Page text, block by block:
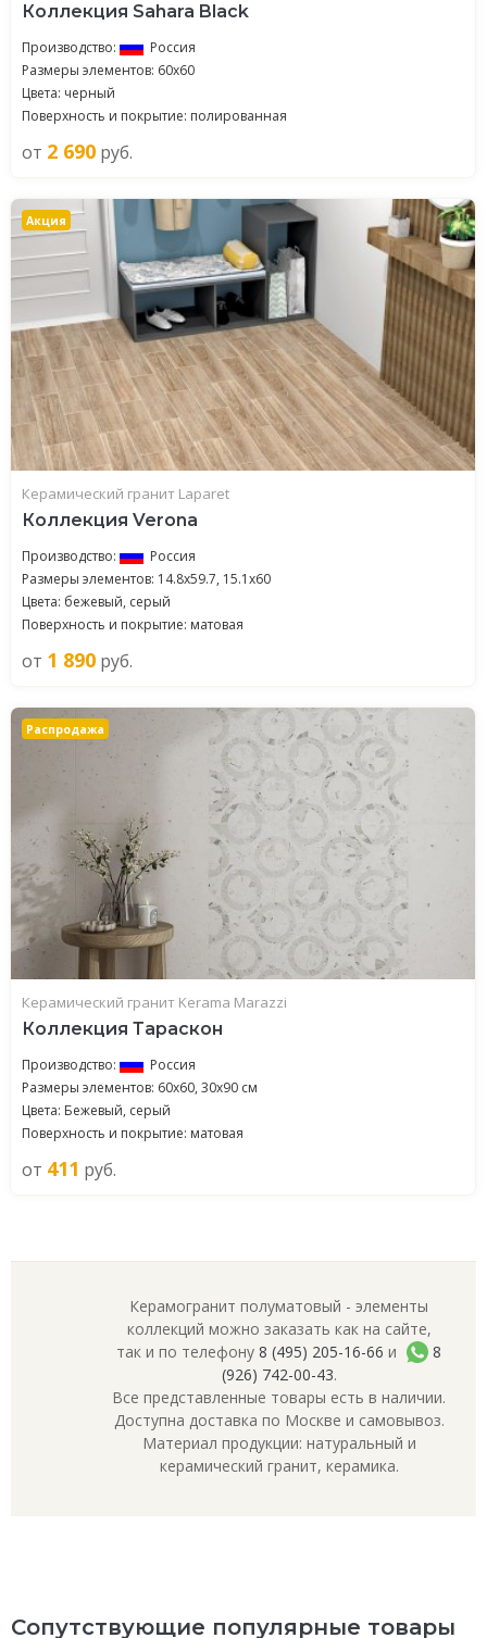
Коллекция Sahara Black
Производство:
Россия
Размеры элементов: 60x60
Цвета: черный
Поверхность и покрытие: полированная
от 2 690 руб.
Акция
Керамический гранит Laparet
Коллекция Verona
Производство:
Россия
Размеры элементов: 14.8x59.7, 15.1x60
Цвета: бежевый, серый
Поверхность и покрытие: матовая
от 1 890 руб.
Распродажа
Керамический гранит Kerama Marazzi
Коллекция Тараскон
Производство:
Россия
Размеры элементов: 60x60, 30x90 см
Цвета: Бежевый, серый
Поверхность и покрытие: матовая
от 411 руб.
Керамогранит полуматовый - элементы
коллекций можно заказать как на сайте,
так и по телефону 8 (495) 205-16-66 и
8
(926) 742-00-43.
Все представленные товары есть в наличии.
Доступна доставка по Москве и самовывоз.
Материал продукции: натуральный и
керамический гранит, керамика.
Сопутствующие популярные товары